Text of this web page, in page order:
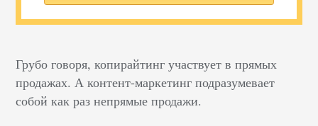
Грубо говоря, копирайтинг участвует в прямых
продажах. А контент-маркетинг подразумевает
собой как раз непрямые продажи.